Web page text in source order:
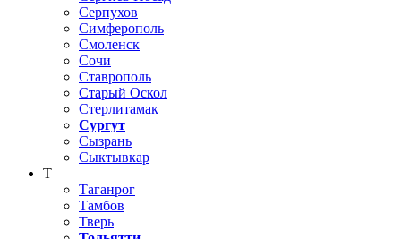
Серпухов
Симферополь
Смоленск
Сочи
Ставрополь
Старый Оскол
Стерлитамак
Сургут
Сызрань
Сыктывкар
Т
Таганрог
Тамбов
Тверь